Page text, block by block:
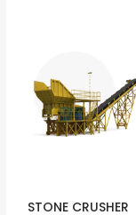
STONE CRUSHER